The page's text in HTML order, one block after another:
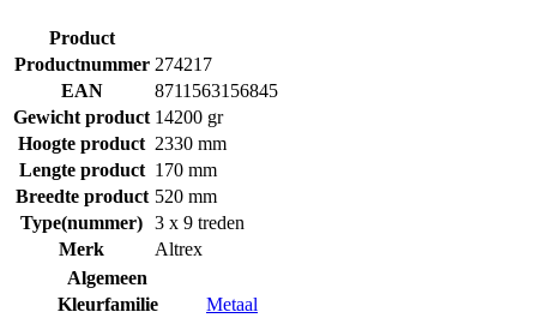
Product
Productnummer 274217
EAN
8711563156845
Gewicht product 14200 gr
Hoogte product 2330 mm
Lengte product 170 mm
Breedte product 520 mm
Type(nummer) 3 x 9 treden
Merk
Altrex
Algemeen
Kleurfamilie
Metaal